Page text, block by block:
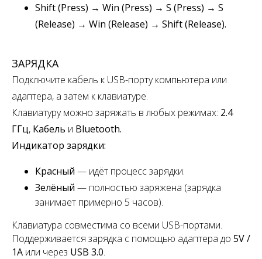
Shift (Press) → Win (Press) → S (Press) → S
(Release) → Win (Release) → Shift (Release).
ЗАРЯДКА
Подключите кабель к USB-порту компьютера или
адаптера, а затем к клавиатуре.
Клавиатуру можно заряжать в любых режимах: 2.4
ГГц, Кабель и Bluetooth.
Индикатор зарядки:
Красный — идёт процесс зарядки.
Зелёный — полностью заряжена (зарядка
занимает примерно 5 часов).
Клавиатура совместима со всеми USB-портами.
Поддерживается зарядка с помощью адаптера до 5V /
1A или через USB 3.0.